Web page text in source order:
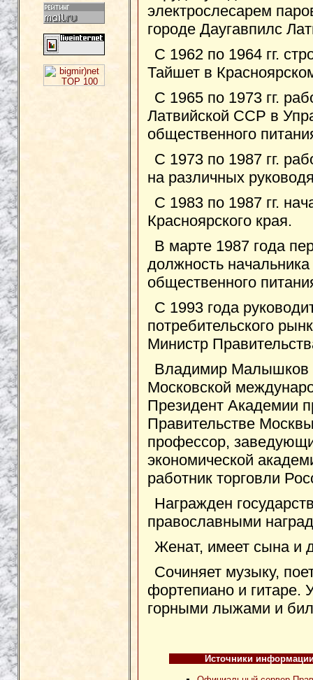
электрослесарем
городе Даугавпилс
С 1962 по 1964 гг.
Тайшет в
С 1965 по 1973 гг.
Латвийской ССР в
общественного
С 1973 по 1987 гг.
на различных
С 1983 по 1987 гг.
Красноярского края.
В марте 1987 года
должность
общественного
С 1993 года
потребительского
Министр
Владимир Малышков
Московской
Президент Академии
Правительстве
профессор,
экономической
работник торговли
Награжден
православными
Женат, имеет сына и
Сочиняет музыку,
фортепиано и гитаре.
горными лыжами и
Источники